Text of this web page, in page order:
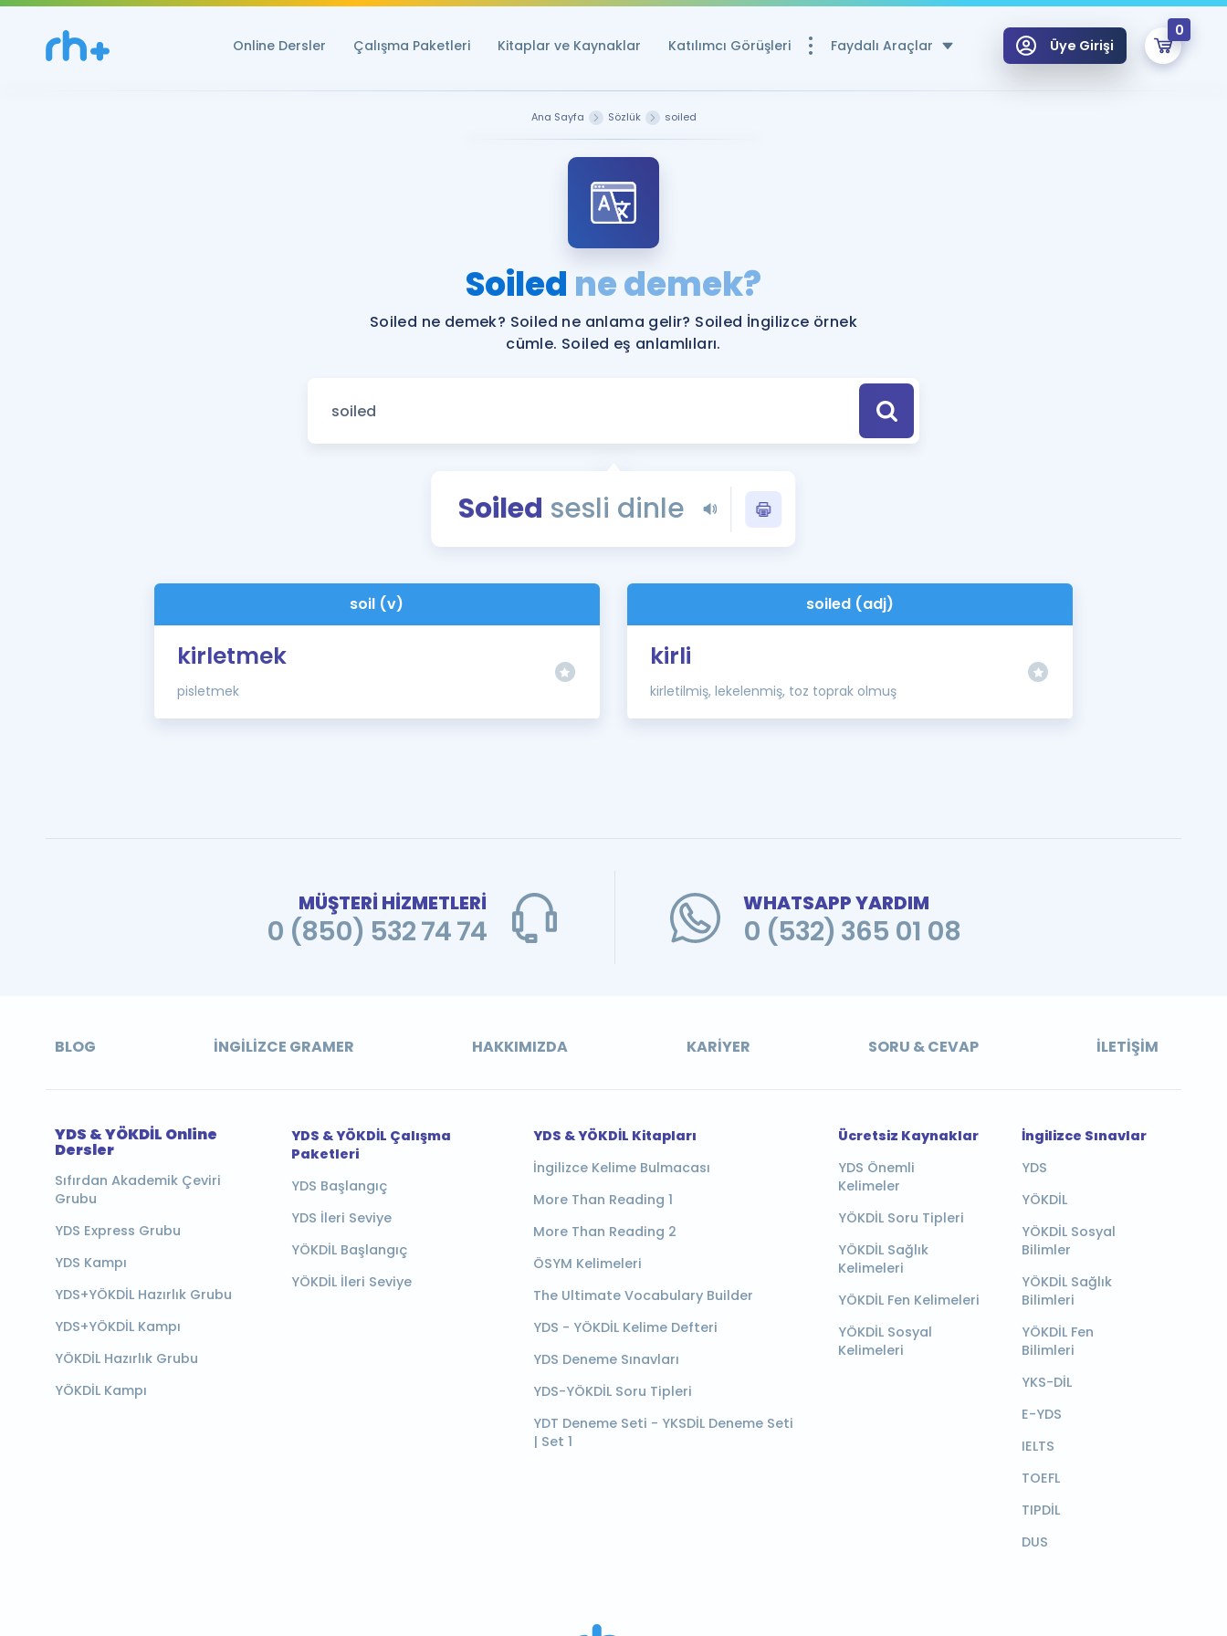
Online Dersler Çalışma Paketleri Kitaplar ve Kaynaklar Katılımcı Görüşleri Faydalı Araçlar
YDS ve YÖKDİL Puan Hesaplama Aracı
Rehberlik Aracı
YDS ve YÖKDİL'e Hazırlananlar için Öneriler
Tüm ÖSYM Sınavları Tek Takvimde
YDS - YÖKDİL Tüm Sınavlarla İlgili Haberler
İngilizce Gramer
Üye Girişi
0
Ana Sayfa Sözlük soiled
Soiled ne demek?
Soiled ne demek? Soiled ne anlama gelir? Soiled İngilizce örnek
cümle. Soiled eş anlamlıları.
Soiled sesli dinle
soil (v)
kirletmek
pisletmek
soiled (adj)
kirli
kirletilmiş, lekelenmiş, toz toprak olmuş
MÜŞTERİ HİZMETLERİ
0 (850) 532 74 74
WHATSAPP YARDIM
0 (532) 365 01 08
BLOG İNGILIZCE GRAMER HAKKIMIZDA KARIYER SORU & CEVAP İLETIŞIM
YDS & YÖKDİL Online
Dersler
Sıfırdan Akademik Çeviri
Grubu
YDS Express Grubu
YDS Kampı
YDS+YÖKDİL Hazırlık Grubu
YDS+YÖKDİL Kampı
YÖKDİL Hazırlık Grubu
YÖKDİL Kampı
YDS & YÖKDİL Çalışma
Paketleri
YDS Başlangıç
YDS İleri Seviye
YÖKDİL Başlangıç
YÖKDİL İleri Seviye
YDS & YÖKDİL Kitapları
İngilizce Kelime Bulmacası
More Than Reading 1
More Than Reading 2
ÖSYM Kelimeleri
The Ultimate Vocabulary Builder
YDS - YÖKDİL Kelime Defteri
YDS Deneme Sınavları
YDS-YÖKDİL Soru Tipleri
YDT Deneme Seti - YKSDİL Deneme Seti
| Set 1
Ücretsiz Kaynaklar
YDS Önemli
Kelimeler
YÖKDİL Soru Tipleri
YÖKDİL Sağlık
Kelimeleri
YÖKDİL Fen Kelimeleri
YÖKDİL Sosyal
Kelimeleri
İngilizce Sınavlar
YDS
YÖKDİL
YÖKDİL Sosyal
Bilimler
YÖKDİL Sağlık
Bilimleri
YÖKDİL Fen
Bilimleri
YKS-DİL
E-YDS
IELTS
TOEFL
TIPDİL
DUS